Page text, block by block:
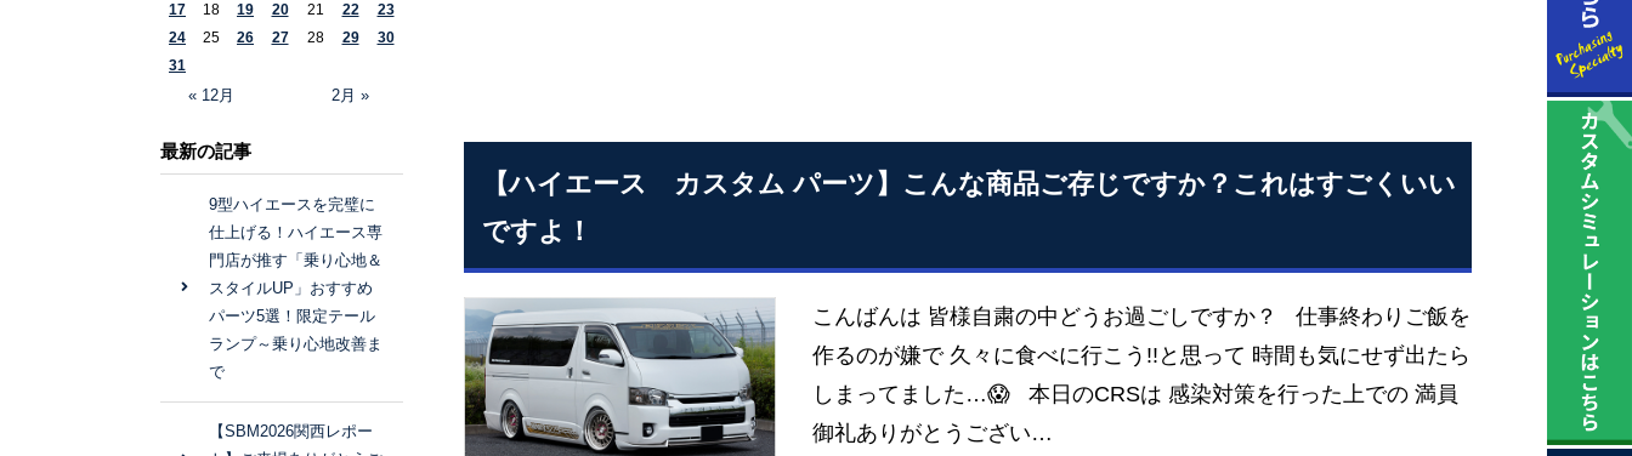
【ハイエース カスタム パーツ】こんな商品ご存じですか？これはすごくいい
ですよ！
こんばんは 皆様自粛の中どうお過ごしですか？ 仕事終わりご飯を
作るのが嫌で 久々に食べに行こう!!と思って 時間も気にせず出たら
しまってました…😱 本日のCRSは 感染対策を行った上での 満員
御礼ありがとうござい…
« 12月 2月 »
17
18 19 20 21 22
23
24
25 26 27 28 29
30
31
最新の記事
9型ハイエースを完璧に
仕上げる！ハイエース専
門店が推す「乗り心地＆
スタイルUP」おすすめ
パーツ5選！限定テール
ランプ～乗り心地改善ま
で
【SBM2026関西レポー